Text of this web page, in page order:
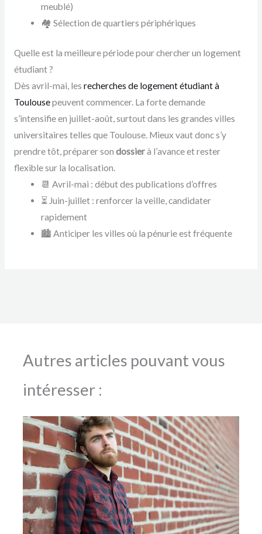
meublé)
🏘️ Sélection de quartiers périphériques
Quelle est la meilleure période pour chercher un logement
étudiant ?
Dès avril-mai, les recherches de logement étudiant à
Toulousepeuvent commencer. La forte demande
s’intensifie en juillet-août, surtout dans les grandes villes
universitaires telles que Toulouse. Mieux vaut donc s’y
prendre tôt, préparer son dossierà l’avance et rester
flexible sur la localisation.
📆 Avril-mai : début des publications d’offres
⏳ Juin-juillet : renforcer la veille, candidater
rapidement
🏙️ Anticiper les villes où la pénurie est fréquente
Autres articles pouvant vous
intéresser :